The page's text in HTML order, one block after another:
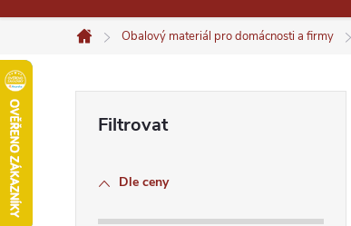
Domů
Obalový materiál pro domácnosti a firmy
Dle ceny